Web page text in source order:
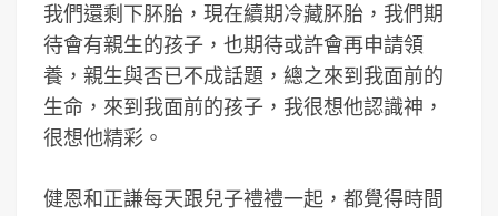
我們還剩下肧胎，現在續期冷藏肧胎，我們期
待會有親生的孩子，也期待或許會再申請領
養，親生與否已不成話題，總之來到我面前的
生命，來到我面前的孩子，我很想他認識神，
很想他精彩。
健恩和正謙每天跟兒子禮禮一起，都覺得時間